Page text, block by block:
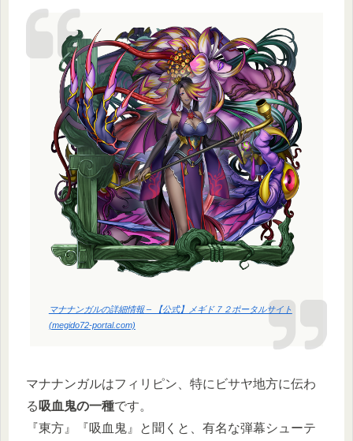
マナナンガルの詳細情報 – 【公式】メギド７２ポータルサイト
(megido72-portal.com)
マナナンガルはフィリピン、特にビサヤ地方に伝わ
る 吸血鬼の一種です。
『東方』『吸血鬼』と聞くと、有名な弾幕シューテ